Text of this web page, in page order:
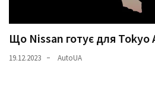
Що Nissan готує для Tokyo
19.12.2023 AutoUA